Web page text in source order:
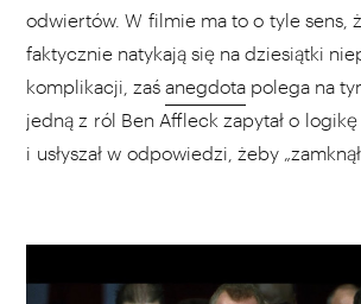
odwiertów. W filmie ma to o tyle sens,
faktycznie natykają się na dziesiątki
komplikacji, zaś anegdota polega na
jedną z ról Ben Affleck zapytał o
i usłyszał w odpowiedzi, żeby